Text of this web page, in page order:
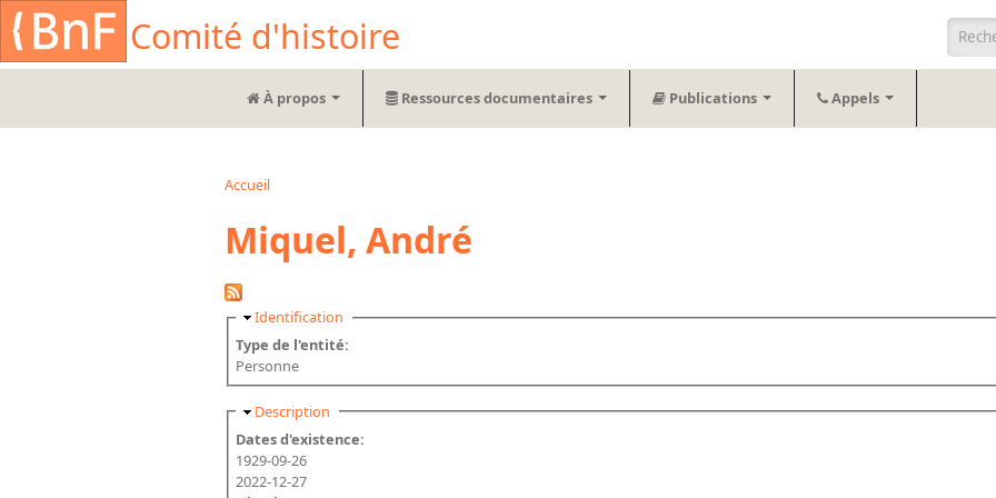
Aller au contenu principal
Comité d'histoire
À propos Ressources documentaires Publications Appels
Accueil
Miquel, André
Masquer
Identification
Type de l'entité:
Personne
Masquer
Description
Dates d'existence:
1929-09-26
2022-12-27
Cookies management panel